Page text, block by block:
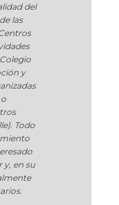
del
las
y
Todo
y, en su